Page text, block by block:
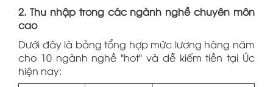
2. Thu nhập trong các ngành nghề chuyên môn
cao
Dưới đây là bảng tổng hợp mức lương hàng năm
cho 10 ngành nghề "hot" và dễ kiếm tiền tại Úc
hiện nay: